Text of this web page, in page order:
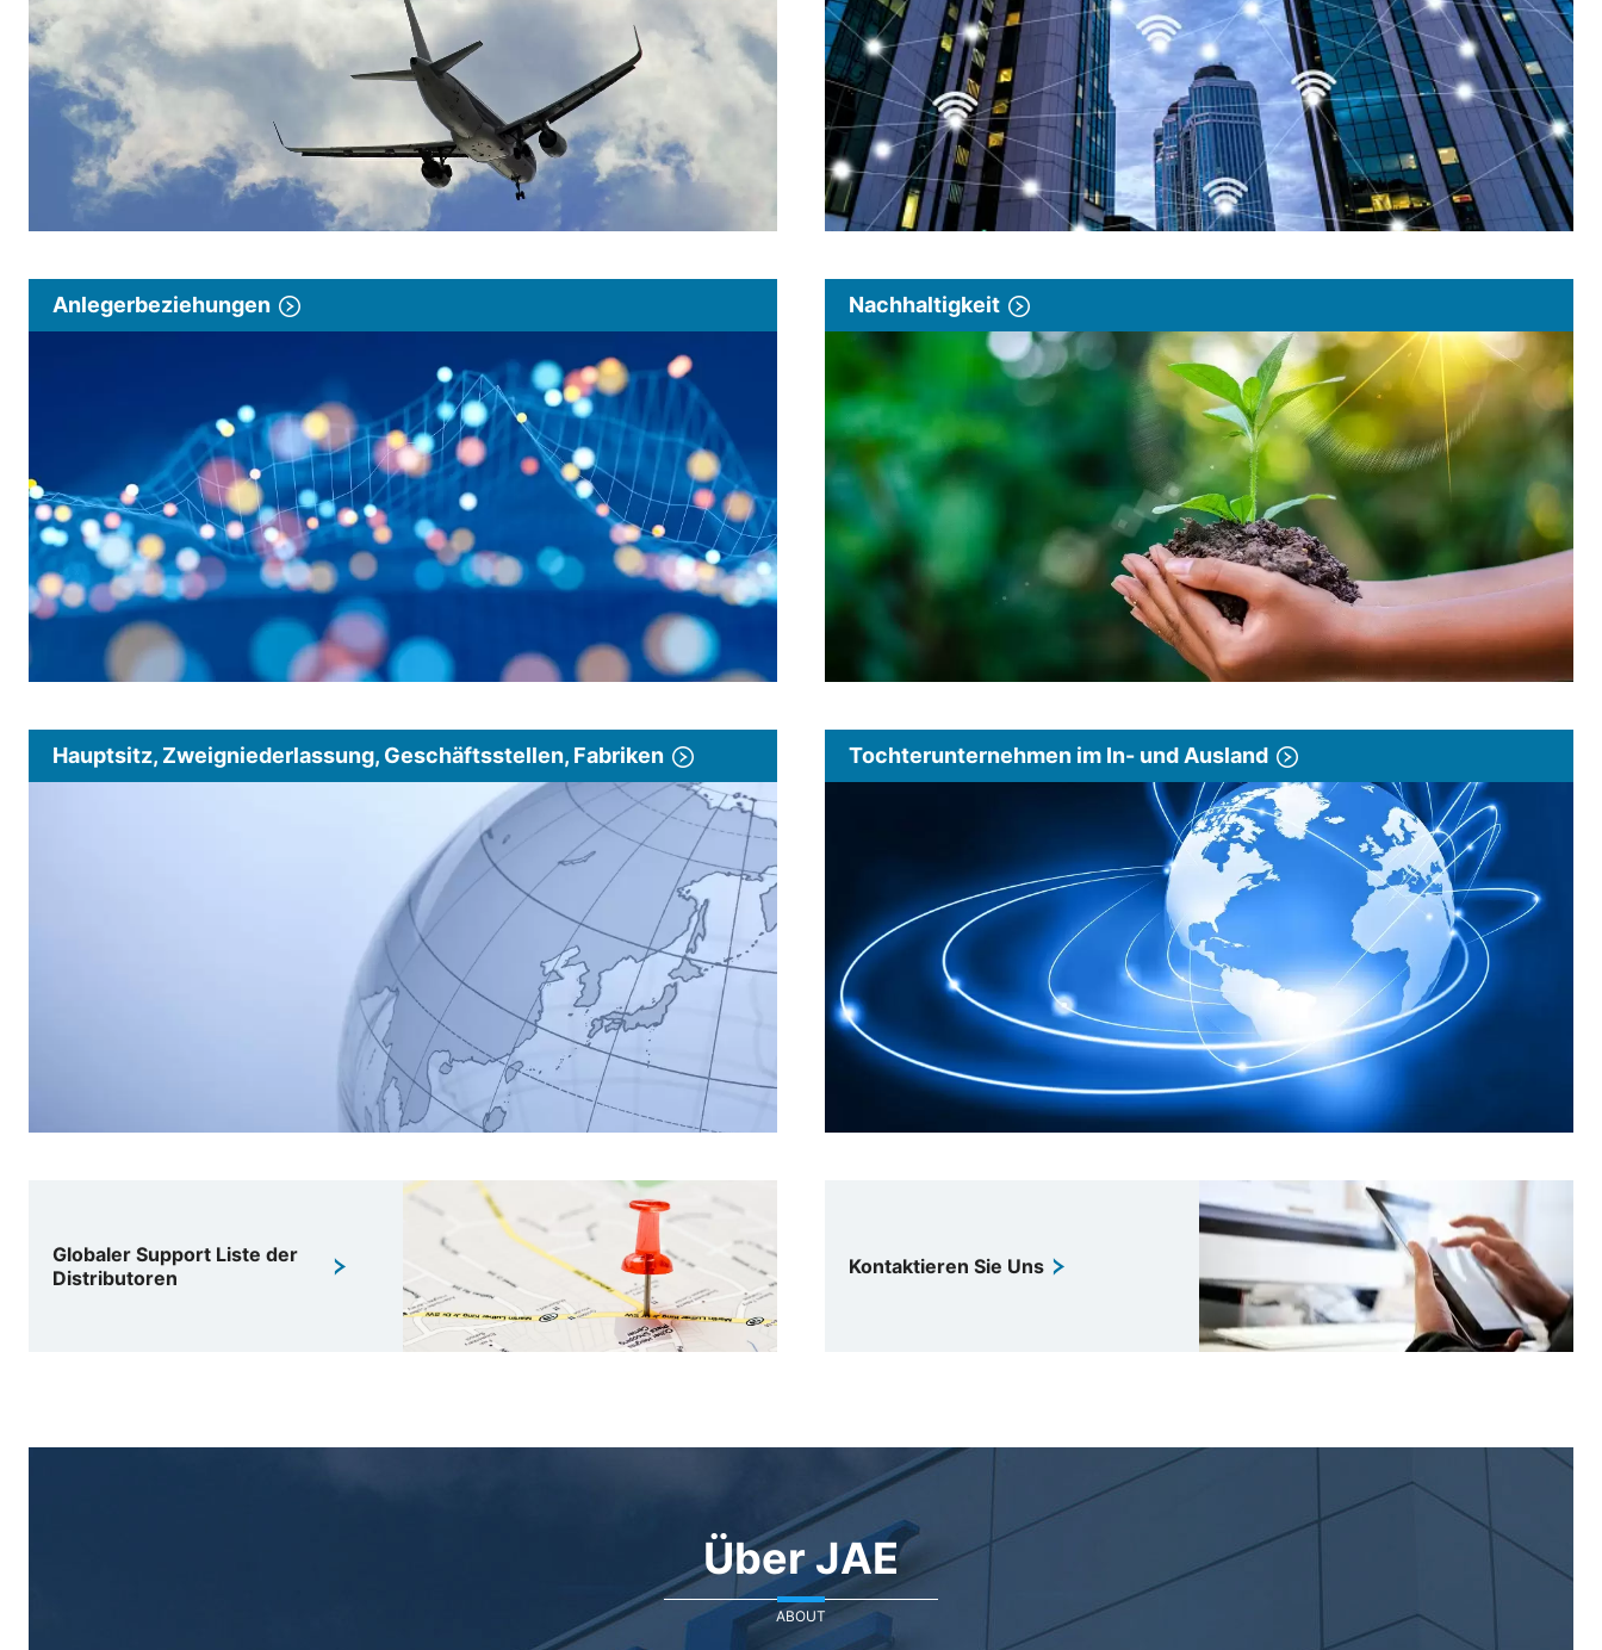
Anlegerbeziehungen Nachhaltigkeit
Hauptsitz, Zweigniederlassung, Geschäftsstellen, Fabriken Tochterunternehmen im In- und Ausland
Globaler Support Liste der
Distributoren
Kontaktieren Sie Uns
Über JAE
ABOUT